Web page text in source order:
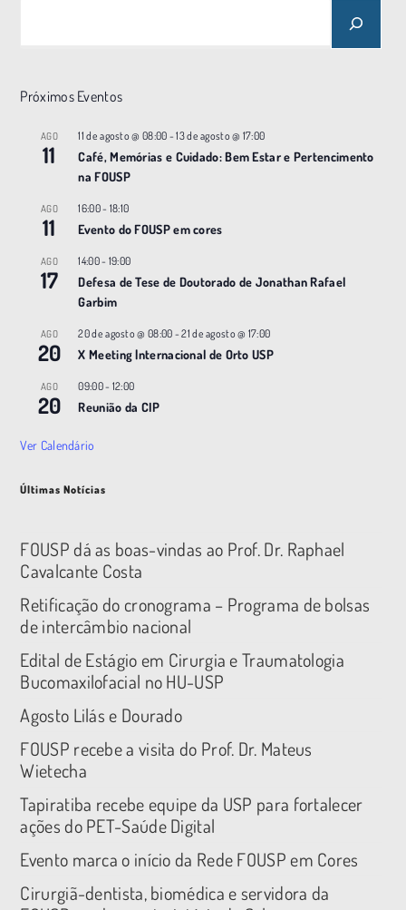
Próximos Eventos
AGO
11
11 de agosto @ 08:00 -13 de agosto @ 17:00
Café, Memórias e Cuidado: Bem Estar e Pertencimento
na FOUSP
AGO
11
16:00- 18:10
Evento do FOUSP em cores
AGO
17
14:00- 19:00
Defesa de Tese de Doutorado de Jonathan Rafael
Garbim
AGO
20
20 de agosto @ 08:00 -21 de agosto @ 17:00
X Meeting |nternacional de Orto USP
AGO
20
09:00- 12:00
Reunião da CIP
Ver Calendário
Últimas Notícias
FOUSP dá as boas-vindas ao Prof. Dr. Raphael
Cavalcante Costa
Retificação do cronograma – Programa de bolsas
de intercâmbio nacional
Edital de Estágio em Cirurgia e Traumatologia
Bucomaxilofacial no HU-USP
Agosto Lilás e Dourado
FOUSP recebe a visita do Prof. Dr. Mateus
Wietecha
Tapiratiba recebe equipe da USP para fortalecer
ações do PET-Saúde Digital
Evento marca o início da Rede FOUSP em Cores
Cirurgiã-dentista, biomédica e servidora da